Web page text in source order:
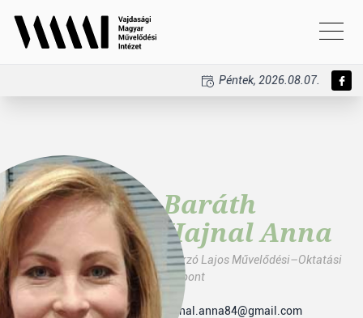
Péntek, 2026.08.07.
Baráth
Hajnal Anna
Thurzó Lajos Művelődési–Oktatási
Központ
hajnal.anna84@gmail.com